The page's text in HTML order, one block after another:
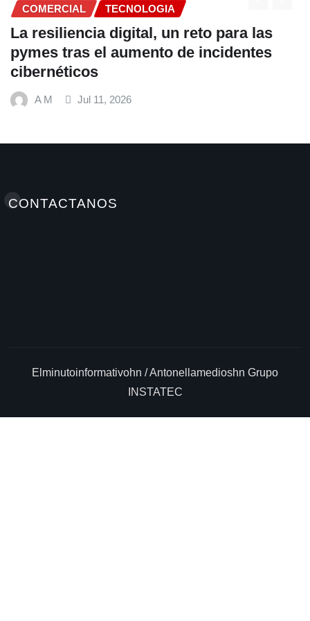
las
COMERCIAL
Fundación Ficohsa fortalece
alimentación escolar y
hábitos saludables junto al
Mundial de Alimentos y Nestlé
Elminutoinformativohn / Antonellamedioshn Grupo